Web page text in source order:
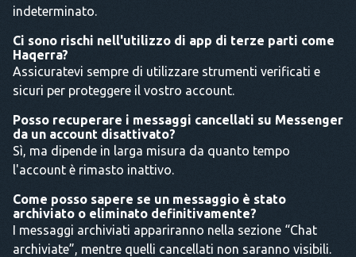
indeterminato.
Ci sono rischi nell'utilizzo di app di terze parti come
Haqerra?
Assicuratevi sempre di utilizzare strumenti verificati e
sicuri per proteggere il vostro account.
Posso recuperare i messaggi cancellati su Messenger
da un account disattivato?
Sì, ma dipende in larga misura da quanto tempo
l'account è rimasto inattivo.
Come posso sapere se un messaggio è stato
archiviato o eliminato definitivamente?
I messaggi archiviati appariranno nella sezione “Chat
archiviate”, mentre quelli cancellati non saranno visibili.